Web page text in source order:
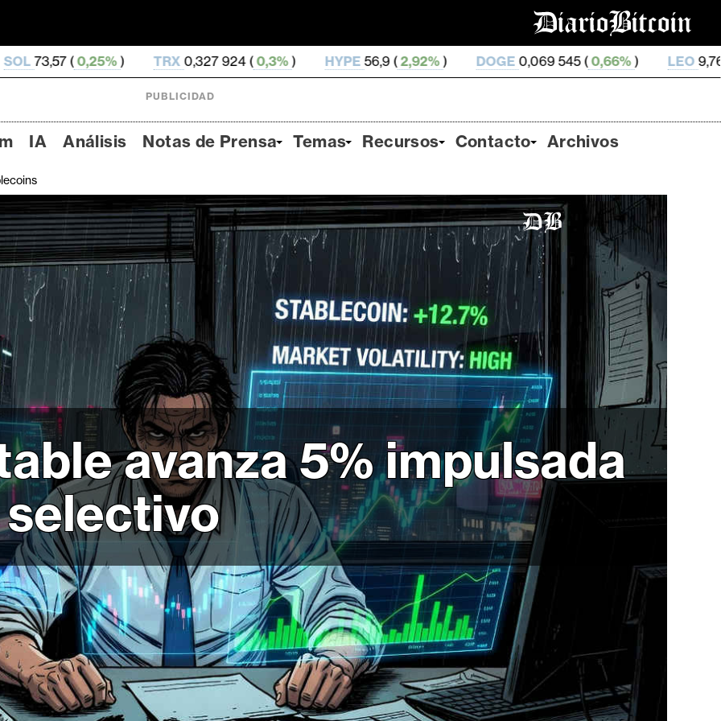
) TRX 0,327 924 ( 0,3% ) HYPE 56,9 (2,92%) DOGE0,069 545 (0,66%) LEO 9,76 (0,2%
PUBLICIDAD
IA Análisis Notas de Prensa Temas Recursos Contacto Archivos
avanza 5% impulsada